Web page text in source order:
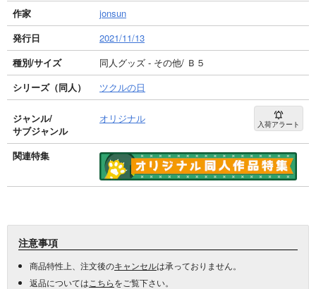
作家
jonsun
発行日
2021/11/13
種別/サイズ
同人グッズ - その他/ Ｂ５
シリーズ（同人）
ツクルの日
ジャンル/
サブジャンル
オリジナル 入荷アラート
関連特集
注意事項
商品特性上、注文後のキャンセルは承っておりません。
返品については こちらをご覧下さい。